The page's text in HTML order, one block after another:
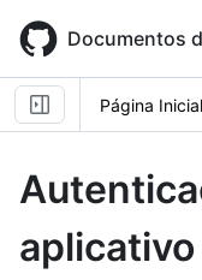
main
content
Documentos
Página Inicial